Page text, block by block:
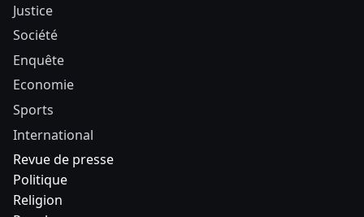
Justice
Société
Enquête
Economie
Sports
International
Revue de presse
Politique
Religion